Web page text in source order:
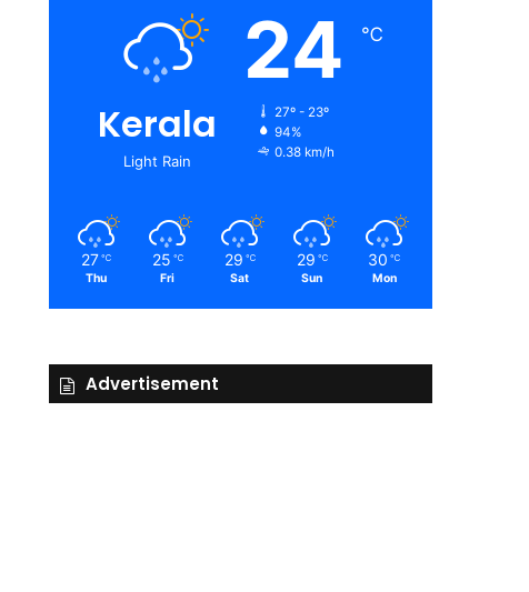
Kerala
Light Rain
24 ℃
27º - 23º
94%
0.38 km/h
27 ℃
Thu
25 ℃
Fri
29 ℃
Sat
29 ℃
Sun
30 ℃
Mon
Advertisement